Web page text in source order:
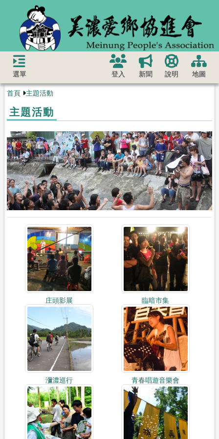
選單 登入 新聞 說明 地圖
首頁 主題活動
主題活動
庄頭影展 臨暗市集
瀰濃巡行 青春唱遊音樂會